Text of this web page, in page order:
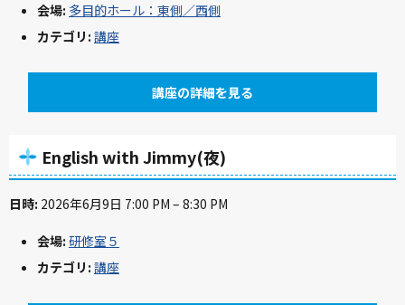
会場: 多目的ホール：東側／西側
カテゴリ: 講座
講座の詳細を見る
English with Jimmy(夜)
日時: 2026年6月9日 7:00 PM – 8:30 PM
会場: 研修室５
カテゴリ: 講座